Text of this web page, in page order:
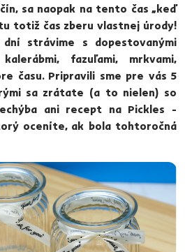
sa naopak na tento čas „keď
totiž čas zberu vlastnej úrody!
strávime s dopestovanými
fazuľami, mrkvami,
času. Pripravili sme pre vás 5
sa zrátate (a to nielen) so
ani recept na Pickles -
oceníte, ak bola tohtoročná